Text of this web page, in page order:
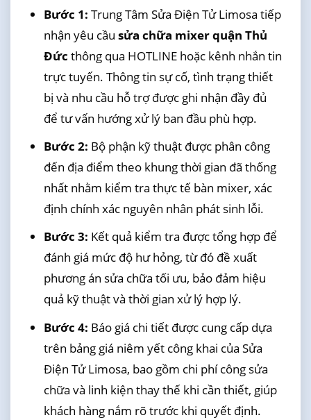
Bước 1: Trung Tâm Sửa Điện Tử Limosa tiếp
nhận yêu cầu sửa chữa mixer quận Thủ
Đức thông qua HOTLINE hoặc kênh nhắn tin
trực tuyến. Thông tin sự cố, tình trạng thiết
bị và nhu cầu hỗ trợ được ghi nhận đầy đủ
để tư vấn hướng xử lý ban đầu phù hợp.
Bước 2: Bộ phận kỹ thuật được phân công
đến địa điểm theo khung thời gian đã thống
nhất nhằm kiểm tra thực tế bàn mixer, xác
định chính xác nguyên nhân phát sinh lỗi.
Bước 3: Kết quả kiểm tra được tổng hợp để
đánh giá mức độ hư hỏng, từ đó đề xuất
phương án sửa chữa tối ưu, bảo đảm hiệu
quả kỹ thuật và thời gian xử lý hợp lý.
Bước 4: Báo giá chi tiết được cung cấp dựa
trên bảng giá niêm yết công khai của Sửa
Điện Tử Limosa, bao gồm chi phí công sửa
chữa và linh kiện thay thế khi cần thiết, giúp
khách hàng nắm rõ trước khi quyết định.